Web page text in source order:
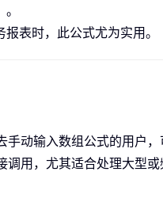
表时，此公式尤为实用。
动输入数组公式的用户
用，尤其适合处理大型或